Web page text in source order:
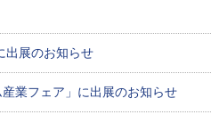
出展のお知らせ
業フェア」に出展のお知らせ